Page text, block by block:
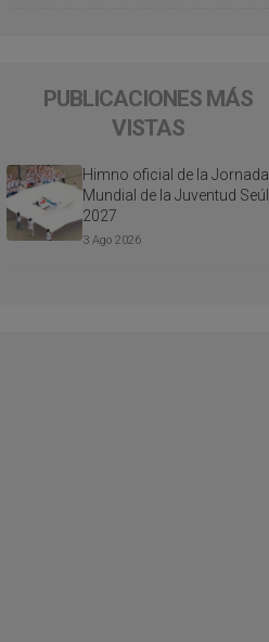
PUBLICACIONES MÁS
VISTAS
Himno oficial de la Jornada
Mundial de la Juventud Seúl
2027
3 Ago 2026